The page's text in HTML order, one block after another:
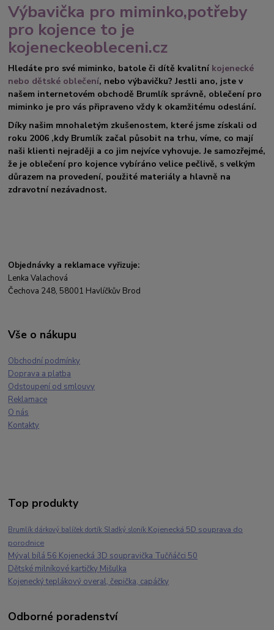
Výbavička pro miminko,potřeby
pro kojence to je
kojeneckeobleceni.cz
Hledáte pro své miminko, batole či dítě kvalitní kojenecké
nebo dětské oblečení, nebo výbavičku? Jestli ano, jste v
našem internetovém obchodě Brumlík správně, oblečení pro
miminko je pro vás připraveno vždy k okamžitému odeslání.
Díky našim mnohaletým zkušenostem, které jsme získali od
roku 2006 ,kdy Brumlík začal působit na trhu, víme, co mají
naši klienti nejraději a co jim nejvíce vyhovuje. Je samozřejmé,
že je oblečení pro kojence vybíráno velice pečlivě, s velkým
důrazem na provedení, použité materiály a hlavně na
zdravotní nezávadnost.
Objednávky a reklamace vyřizuje:
Lenka Valachová
Čechova 248, 58001 Havlíčkův Brod
Vše o nákupu
Obchodní podmínky
Doprava a platba
Odstoupení od smlouvy
Reklamace
O nás
Kontakty
Top produkty
Brumlík dárkový balíček dortík Sladký sloník Kojenecká 5D souprava do
porodnice
Mýval bílá 56 Kojenecká 3D soupravička Tučňáčci 50
Dětské milníkové kartičky Mišulka
Kojenecký teplákový overal, čepička, capáčky
Odborné poradenství